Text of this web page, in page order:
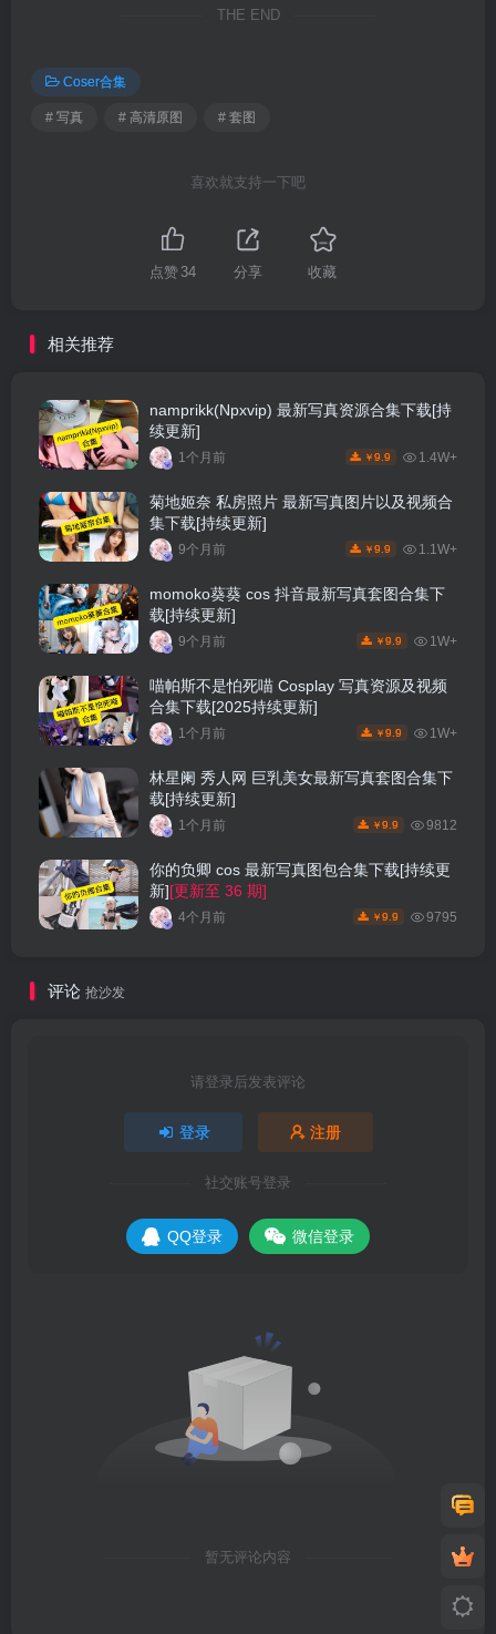
THE END
Coser合集
# 写真 # 高清原图 # 套图
喜欢就支持一下吧
点赞 34 分享 收藏
相关推荐
namprikk(Npxvip) 最新写真资源合集下载[持
续更新]
1个月前 ￥ 9.9 1.4W+
菊地姬奈 私房照片 最新写真图片以及视频合
集下载[持续更新]
9个月前 ￥ 9.9 1.1W+
momoko葵葵 cos 抖音最新写真套图合集下
载[持续更新]
9个月前 ￥ 9.9 1W+
喵帕斯不是怕死喵 Cosplay 写真资源及视频
合集下载[2025持续更新]
1个月前 ￥ 9.9 1W+
林星阑 秀人网 巨乳美女最新写真套图合集下
载[持续更新]
1个月前 ￥ 9.9 9812
你的负卿 cos 最新写真图包合集下载[持续更
新][更新至 36 期]
4个月前 ￥ 9.9 9795
评论 抢沙发
请登录后发表评论
登录 注册
社交账号登录
QQ登录 微信登录
暂无评论内容